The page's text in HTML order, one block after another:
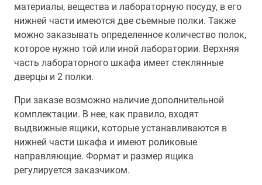
материалы, вещества и лабораторную посуду, в его
нижней части имеются две съемные полки. Также
можно заказывать определенное количество полок,
которое нужно той или иной лаборатории. Верхняя
часть лабораторного шкафа имеет стеклянные
дверцы и 2 полки.
При заказе возможно наличие дополнительной
комплектации. В нее, как правило, входят
выдвижные ящики, которые устанавливаются в
нижней части шкафа и имеют роликовые
направляющие. Формат и размер ящика
регулируется заказчиком.